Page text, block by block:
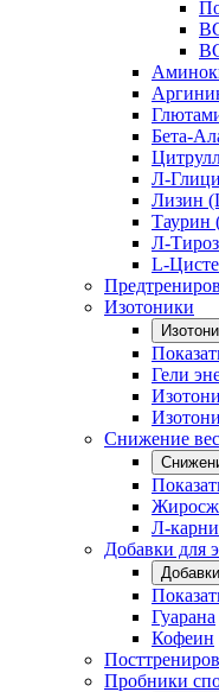
Бета-
Л-
Лизин
Таурин
Л-
L-
Изотоники
Гели
Снижение
Л-
Добавки для
Гуарана
Кофеин
Пробники